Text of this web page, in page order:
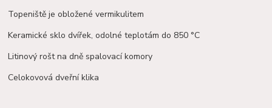
Topeniště je obložené vermikulitem
Keramické sklo dvířek, odolné teplotám do 850 °C
Litinový rošt na dně spalovací komory
Celokovová dveřní klika